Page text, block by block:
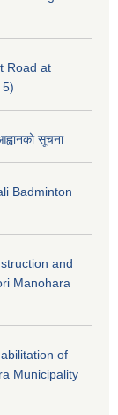
Road at
सूचना
Badminton
and
Manohara
of
Municipality